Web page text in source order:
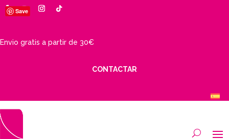
Envio gratis a partir de 30€
CONTACTAR
Save